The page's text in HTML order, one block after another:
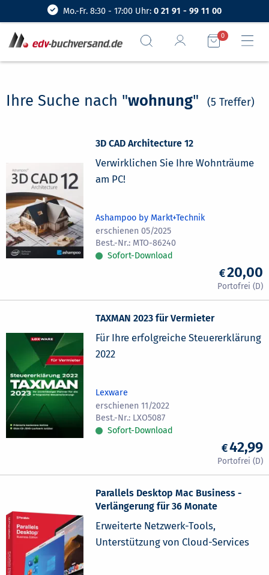
Mo.-Fr. 8:30 - 17:00 Uhr: 0 21 91 - 99 11 00
0
Ihre Suche nach "wohnung" (5 Treffer)
3D CAD Architecture 12
Verwirklichen Sie Ihre Wohnträume
am PC!
Ashampoo by Markt+Technik
erschienen 05/2025
MTO-86240
Sofort-Download
20,00
TAXMAN 2023 für Vermieter
Für Ihre erfolgreiche Steuererklärung
2022
Lexware
erschienen 11/2022
LXO5087
Sofort-Download
42,99
Parallels Desktop Mac Business -
Verlängerung für 36 Monate
Erweiterte Netzwerk-Tools,
Unterstützung von Cloud-Services